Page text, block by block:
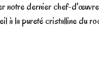
notre dernier chef-
à la pureté cristalline du